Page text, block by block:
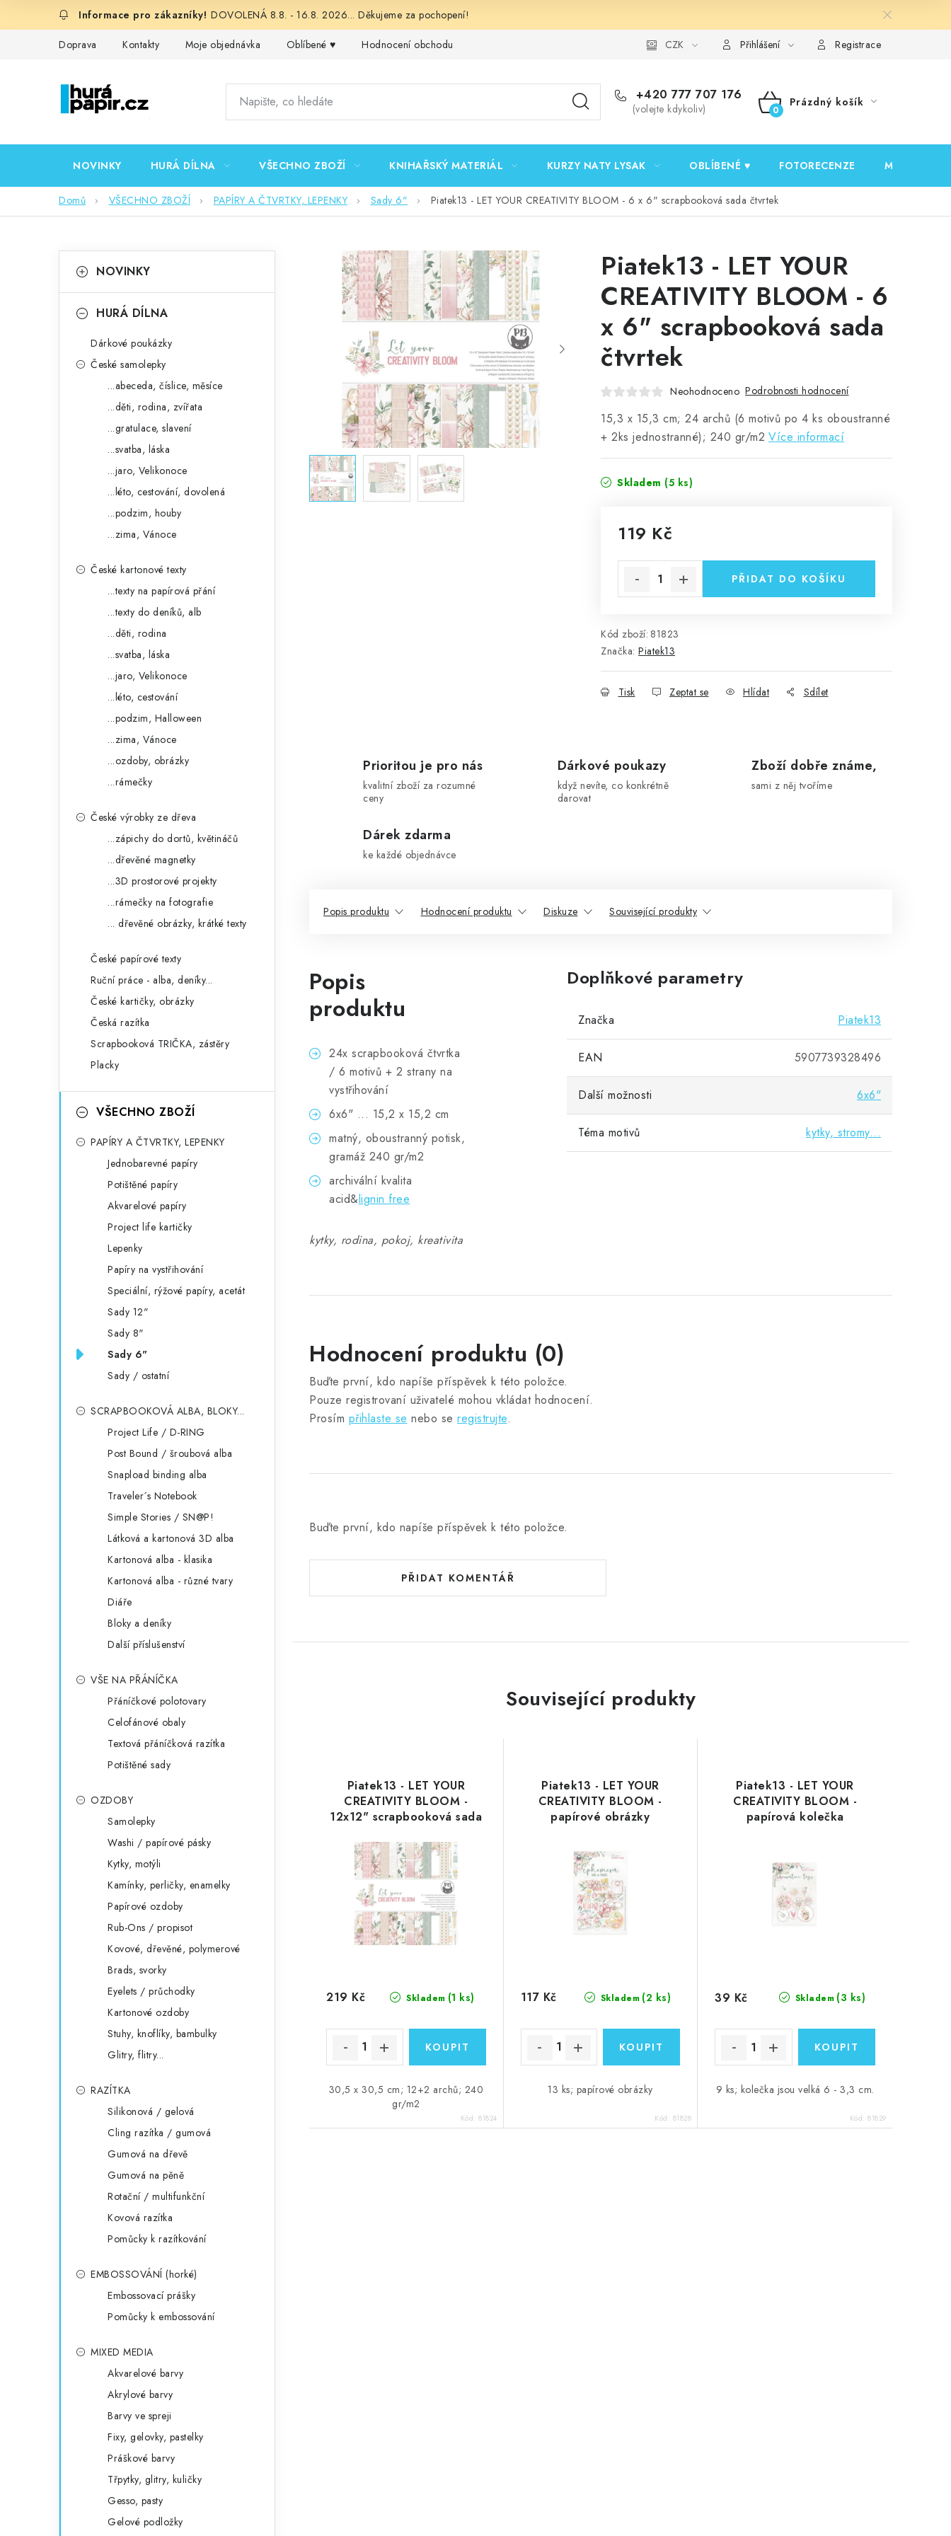
DOVOLENÁ 8.8. - 16.8. 2026... Děkujeme za pochopení!
Doprava Kontakty Moje objednávka Oblíbené ♥️ Hodnocení obchodu Podmínky ochrany osobních údajů Ověřování recenzí
CZK Přihlášení Registrace
+420 777 707 176
(volejte kdykoliv)
NÁKUPNÍ
Prázdný košík
NOVINKY HURÁ DÍLNA VŠECHNO ZBOŽÍ KNIHAŘSKÝ MATERIÁL KURZY NATY LYSAK OBLÍBENÉ ♥️ FOTORECENZE MOJE
Domů VŠECHNO ZBOŽÍ PAPÍRY A ČTVRTKY, LEPENKY Sady 6" Piatek13 - LET YOUR CREATIVITY BLOOM - 6 x 6" scrapbooková sada čtvrtek
okategorie
a
NOVINKY
HURÁ DÍLNA
Dárkové poukázky
České samolepky
...abeceda, číslice, měsíce
...děti, rodina, zvířata
...gratulace, slavení
...svatba, láska
...jaro, Velikonoce
...léto, cestování, dovolená
...podzim, houby
...zima, Vánoce
České kartonové texty
...texty na papírová přání
...texty do deníků, alb
...děti, rodina
...svatba, láska
...jaro, Velikonoce
...léto, cestování
...podzim, Halloween
...zima, Vánoce
...ozdoby, obrázky
...rámečky
České výrobky ze dřeva
...zápichy do dortů, květináčů
...dřevěné magnetky
...3D prostorové projekty
...rámečky na fotografie
... dřevěné obrázky, krátké texty
České papírové texty
Ruční práce - alba, deníky...
České kartičky, obrázky
Česká razítka
Scrapbooková TRIČKA, zástěry
Placky
VŠECHNO ZBOŽÍ
PAPÍRY A ČTVRTKY, LEPENKY
Jednobarevné papíry
Potištěné papíry
Akvarelové papíry
Project life kartičky
Lepenky
Papíry na vystřihování
Speciální, rýžové papíry, acetát
Sady 12"
Sady 8"
Sady 6"
Sady / ostatní
SCRAPBOOKOVÁ ALBA, BLOKY...
Project Life / D-RING
Post Bound / šroubová alba
Snapload binding alba
Traveler´s Notebook
Simple Stories / SN@P!
Látková a kartonová 3D alba
Kartonová alba - klasika
Kartonová alba - různé tvary
Diáře
Bloky a deníky
Další příslušenství
VŠE NA PŘÁNÍČKA
Přáníčkové polotovary
Celofánové obaly
Textová přáníčková razítka
Potištěné sady
OZDOBY
Samolepky
Washi / papírové pásky
Kytky, motýli
Kamínky, perličky, enamelky
Papírové ozdoby
Rub-Ons / propisot
Kovové, dřevěné, polymerové
Brads, svorky
Eyelets / průchodky
Kartonové ozdoby
Stuhy, knoflíky, bambulky
Glitry, flitry...
RAZÍTKA
Silikonová / gelová
Cling razítka / gumová
Gumová na dřevě
Gumová na pěně
Rotační / multifunkční
Kovová razítka
Pomůcky k razítkování
EMBOSSOVÁNÍ (horké)
Embossovací prášky
Pomůcky k embossování
MIXED MEDIA
Akvarelové barvy
Akrylové barvy
Barvy ve spreji
Fixy, gelovky, pastelky
Práškové barvy
Třpytky, glitry, kuličky
Gesso, pasty
Gelové podložky
Piatek13 - LET YOUR
CREATIVITY BLOOM - 6
x 6" scrapbooková sada
čtvrtek
Neohodnoceno Podrobnosti hodnocení
15,3 x 15,3 cm; 24 archů (6 motivů po 4 ks oboustranné
+ 2ks jednostranné); 240 gr/m2 Více informací
Skladem (5 ks)
119 Kč
PŘIDAT DO KOŠÍKU
Kód zboží: 81823
Značka: Piatek13
Tisk Zeptat se Hlídat Sdílet
Prioritou je pro nás
kvalitní zboží za rozumné
ceny
Dárkové poukazy
když nevíte, co konkrétně
darovat
Zboží dobře známe,
sami z něj tvoříme
Dárek zdarma
ke každé objednávce
Popis produktu Hodnocení produktu Diskuze Související produkty
Popis
produktu
24x scrapbooková čtvrtka
/ 6 motivů + 2 strany na
vystřihování
6x6" ... 15,2 x 15,2 cm
matný, oboustranný potisk,
gramáž 240 gr/m2
archivální kvalita
acid&lignin free
kytky, rodina, pokoj, kreativita
Doplňkové parametry
Značka Piatek13
EAN 5907739328496
Další možnosti 6x6"
Téma motivů kytky, stromy...
Hodnocení produktu (0)
Buďte první, kdo napíše příspěvek k této položce.
Pouze registrovaní uživatelé mohou vkládat hodnocení.
Prosím přihlaste se nebo se registrujte.
Buďte první, kdo napíše příspěvek k této položce.
PŘIDAT KOMENTÁŘ
Související produkty
Piatek13 - LET YOUR
CREATIVITY BLOOM -
12x12" scrapbooková sada
Skladem (1 ks)
219 Kč
30,5 x 30,5 cm; 12+2 archů; 240
gr/m2
Kód:81824
Piatek13 - LET YOUR
CREATIVITY BLOOM -
papírové obrázky
Skladem (2 ks)
117 Kč
13 ks; papírové obrázky
Kód: 81828
Piatek13 - LET YOUR
CREATIVITY BLOOM -
papírová kolečka
Skladem (3 ks)
39 Kč
9 ks; kolečka jsou velká 6 - 3,3 cm.
Kód:81829